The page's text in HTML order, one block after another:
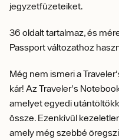
jegyzetfüzeteiket.
36 oldalt tartalmaz, és
Passport változathoz
Még nem ismeri a
kár! Az Traveler's
amelyet egyedi
össze. Ezenkívül
amely még szebbé